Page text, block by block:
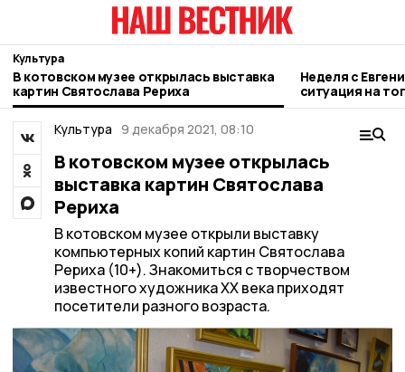
Культура
В котовском музее открылась выставка
картин Святослава Рериха
Неделя с
ситуация на
городе и
Культура 9 декабря 2021, 08:10
В котовском музее открылась
выставка картин Святослава
Рериха
В котовском музее открыли выставку
компьютерных копий картин Святослава
Рериха (10+). Знакомиться с творчеством
известного художника XX века приходят
посетители разного возраста.